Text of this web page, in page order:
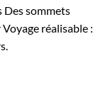
Des sommets
Voyage réalisable :